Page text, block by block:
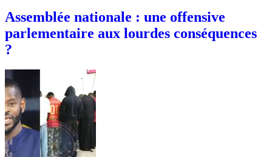
Assemblée nationale : une offensive
parlementaire aux lourdes conséquences
?